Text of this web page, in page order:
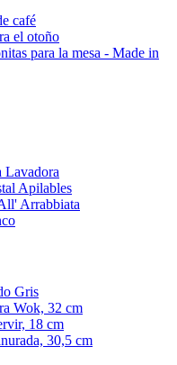
café
el otoño
para la mesa - Made in
Lavadora
Apilables
Arrabbiata
Gris
Wok, 32 cm
18 cm
30,5 cm